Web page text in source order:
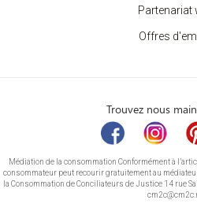
Partenariat
Offres
Trouvez nous
Médiation de la consommation Conformément à
consommateur peut recourir gratuitement au
la Consommation de Conciliateurs de Justice 14 rue